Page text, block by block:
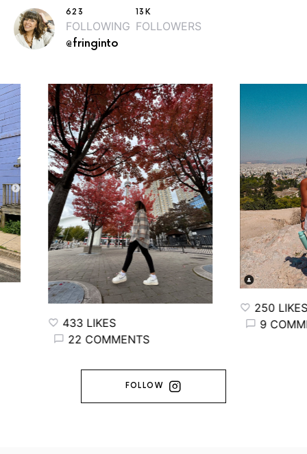
623
FOLLOWING
13K
FOLLOWERS
@fringinto
433 LIKES
22 COMMENTS
250 LIKES
9 COMMENTS
FOLLOW